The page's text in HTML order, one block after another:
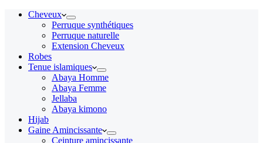
Cheveux
Perruque synthétiques
Perruque naturelle
Extension Cheveux
Robes
Tenue islamiques
Abaya Homme
Abaya Femme
Jellaba
Abaya kimono
Hijab
Gaine Amincissante
Ceinture amincissante